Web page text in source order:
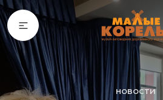
новости